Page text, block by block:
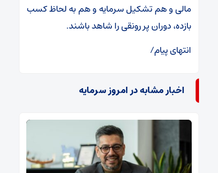
مالی و هم تشکیل سرمایه و هم به لحاظ کسب
بازده، دوران پر رونقی را شاهد باشند.
انتهای پیام/
اخبار مشابه در امروز سرمایه